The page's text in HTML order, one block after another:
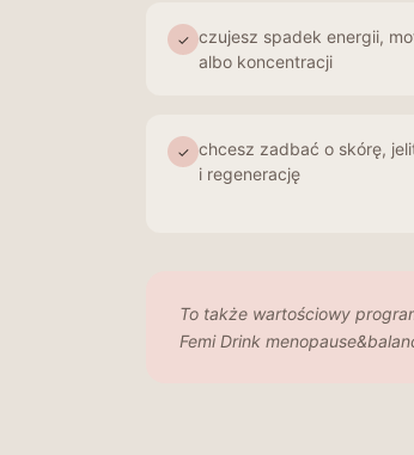
✓ czujesz spadek energii,
albo koncentracji
✓ chcesz zadbać o skórę,
i regenerację
To także wartościowy
Femi Drink